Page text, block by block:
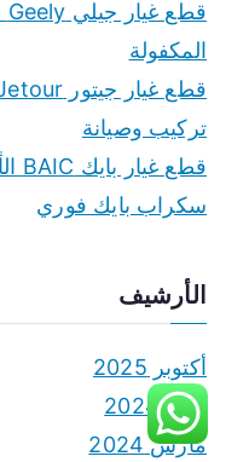
المكفولة
تركيب وصيانة
سكراب بايك فوري
الأرشيف
أكتوبر 2025
يونيو 2024
مارس 2024